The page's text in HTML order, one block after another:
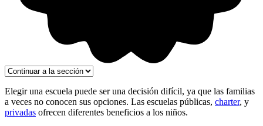
Elegir una escuela puede ser una decisión difícil, ya que las familias
a veces no conocen sus opciones. Las escuelas públicas, charter, y
privadas ofrecen diferentes beneficios a los niños.